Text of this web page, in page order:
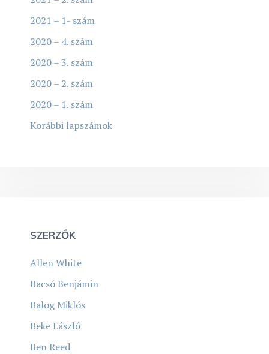
2021 – 1- szám
2020 – 4. szám
2020 – 3. szám
2020 – 2. szám
2020 – 1. szám
Korábbi lapszámok
SZERZŐK
Allen White
Bacsó Benjámin
Balog Miklós
Beke László
Ben Reed